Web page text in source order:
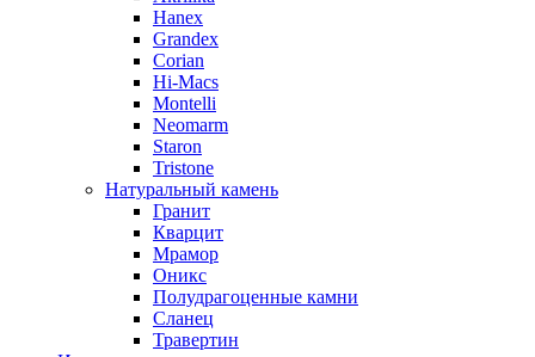
Hanex
Grandex
Corian
Hi-Macs
Montelli
Neomarm
Staron
Tristone
Натуральный камень
Гранит
Кварцит
Мрамор
Оникс
Полудрагоценные камни
Сланец
Травертин